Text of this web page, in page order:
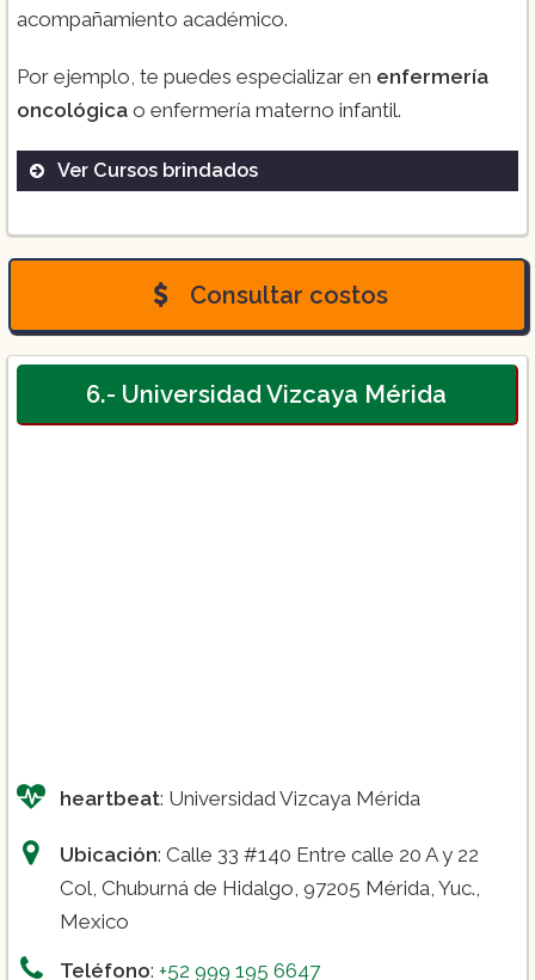
acompañamiento académico.
Por ejemplo, te puedes especializar en enfermería
oncológica o enfermería materno infantil.
Ver Cursos brindados
Licencia en enfermería:de lunes a viernes
en horario matutino (7:00 a 13:30 hrs) y
vespertino (15:00 a 20:15 hrs)
– Colegiatura fija: $2,150.00/ Campos
Clínicos Entre $1,000.00 y $2,500.00 c/u.
Consultar costos
6.- Universidad Vizcaya Mérida
heartbeat: Universidad Vizcaya Mérida
Ubicación: Calle 33 #140 Entre calle 20 A y 22
Col, Chuburná de Hidalgo, 97205 Mérida, Yuc.,
Mexico
Teléfono: +52 999 195 6647